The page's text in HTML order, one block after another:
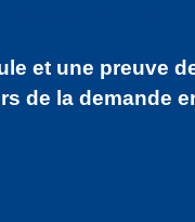
et une preuve
de la demande